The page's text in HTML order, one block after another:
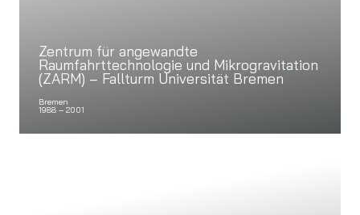
Zentrum für angewandte
Raumfahrttechnologie und Mikrogravitation
(ZARM) – Fallturm Universität Bremen
Bremen
1988 – 2001